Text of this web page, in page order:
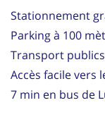
Stationnement
Parking à 100
Transport
Accès facile vers
7 min en bus de